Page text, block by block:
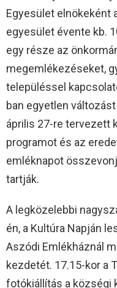
Egyesület elnökeként
egyesület évente kb.
egy része az
megemlékezéseket,
településsel
ban egyetlen
április 27-re tervezett
programot és az
emléknapot
tartják.
A legközelebbi
én, a Kultúra Napján
Aszódi Emlékháznál
kezdetét. 17.15-kor a
fotókiállítás a községi